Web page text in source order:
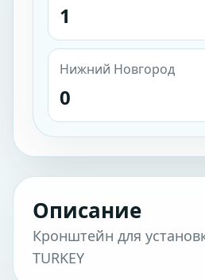
1
Нижний Новгород
0
Описание
Кронштейн для
TURKEY